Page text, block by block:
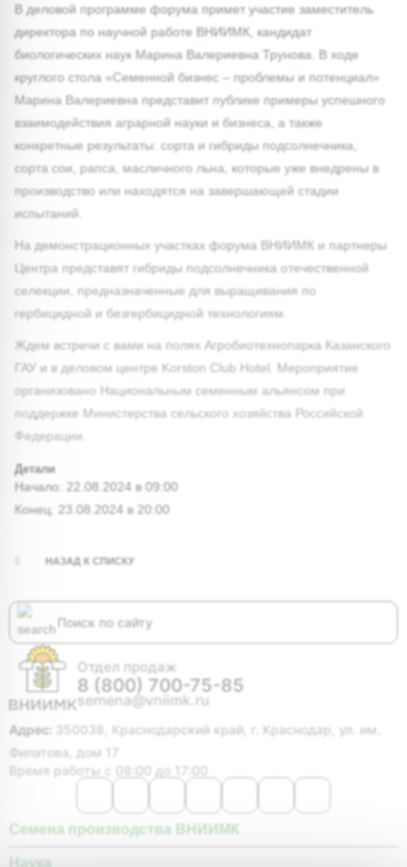
Детали
Начало: 22.08.2024 в 09:00
Конец: 23.08.2024 в 20:00
В деловой программе форума примет участие заместитель
директора по научной работе ВНИИМК, кандидат
биологических наук Марина Валериевна Трунова. В ходе
круглого стола «Семенной бизнес – проблемы и потенциал»
Марина Валериевна представит публике примеры успешного
взаимодействия аграрной науки и бизнеса, а также
конкретные результаты: сорта и гибриды подсолнечника,
сорта сои, рапса, масличного льна, которые уже внедрены в
производство или находятся на завершающей стадии
испытаний.
На демонстрационных участках форума ВНИИМК и партнеры
Центра представят гибриды подсолнечника отечественной
селекции, предназначенные для выращивания по
гербицидной и безгербицидной технологиям.
Ждем встречи с вами на полях Агробиотехнопарка Казанского
ГАУ и в деловом центре Korston Club Hotel. Мероприятие
организовано Национальным семенным альянсом при
поддержке Министерства сельского хозяйства Российской
Федерации.
НАЗАД К СПИСКУ
Отдел продаж
8 (800) 700-75-85
semena@vniimk.ru
Адрес: 350038, Краснодарский край, г. Краснодар, ул. им.
Филатова, дом 17
Время работы с 08:00 до 17:00
Семена производства ВНИИМК
Наука